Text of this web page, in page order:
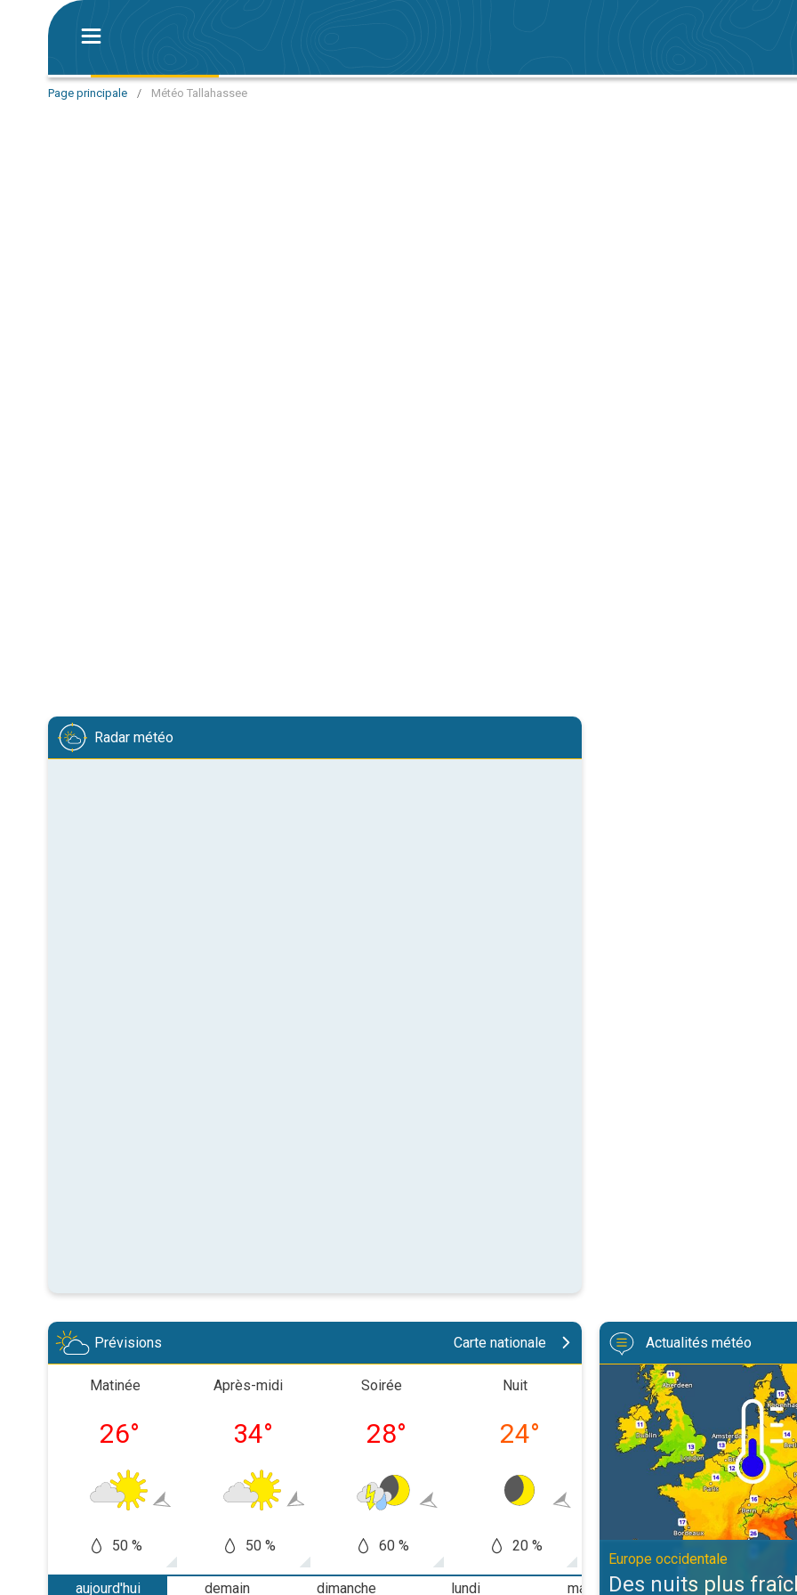
Page principale / Météo Tallahassee
Radar météo
Prévisions Carte nationale
Matinée
26°
50 %
Après-midi
34°
50 %
Soirée
28°
60 %
Nuit
24°
20 %
Matinée
26°
20 %
Après-
33
aujourd'hui
demain
dimanche
lundi
mardi
mercredi
Actualités météo
Des nuits plus fraîches en
Europe occidentale
Des nuits plus